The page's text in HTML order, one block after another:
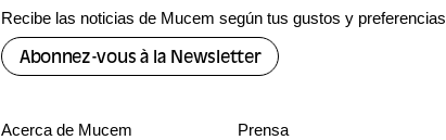
Recibe las noticias de Mucem según tus gustos y preferencias
Abonnez-vous à la Newsletter
Acerca de Mucem Prensa